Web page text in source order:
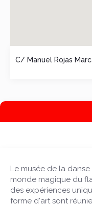
C/ Manuel Rojas
Le musée de la
monde magique du
des expériences
forme d'art sont